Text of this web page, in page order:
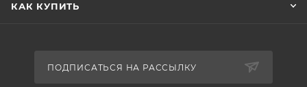
КАК КУПИТЬ
ПОДПИСАТЬСЯ НА РАССЫЛКУ